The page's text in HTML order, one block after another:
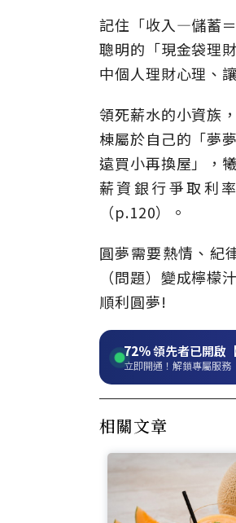
記住「收入—儲蓄
聰明的「現金袋理
中個人理財心理、
領死薪水的小資族
棟屬於自己的「夢
遠買小再換屋」，
薪資銀行爭取利
（p.120）。
圓夢需要熱情、紀
（問題）變成檸
順利圓夢!
72%領先者已開啟
立即開通！解鎖專屬服務
相關文章